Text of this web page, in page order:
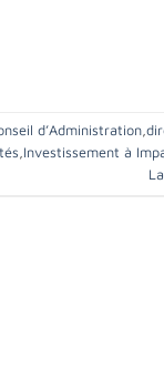
d’Administration
Investissement à